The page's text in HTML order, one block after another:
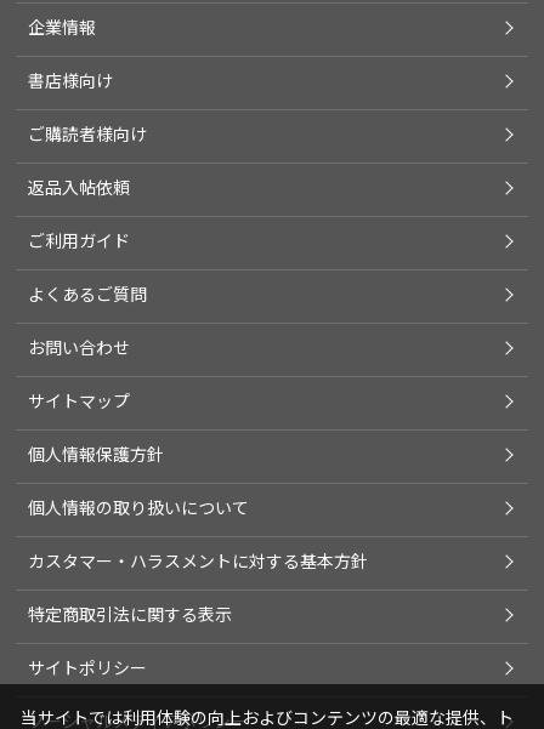
企業情報
書店様向け
ご購読者様向け
返品入帖依頼
ご利用ガイド
よくあるご質問
お問い合わせ
サイトマップ
個人情報保護方針
個人情報の取り扱いについて
カスタマー・ハラスメントに対する基本方針
特定商取引法に関する表示
サイトポリシー
ソーシャルメディアポリシー
当サイトでは利用体験の向上およびコンテンツの最適な提供、ト